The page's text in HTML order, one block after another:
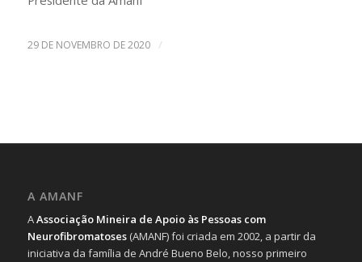
29 DE NOVEMBRO DE 2020 /
A AMANF
AAssociação Mineira de Apoio às Pessoas com
Neurofibromatoses(AMANF) foi criada em 2002, a partir da
iniciativa da família de André Bueno Belo, nosso primeiro